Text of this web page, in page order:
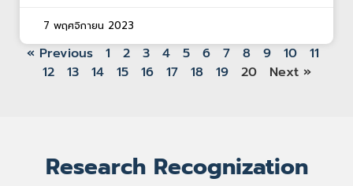
7 พฤศจิกายน 2023
« Previous 1 2 3 4 5 6 7 8 9 10
11
12
13 14 15 16 17 18 19 20 Next »
Research Recognization